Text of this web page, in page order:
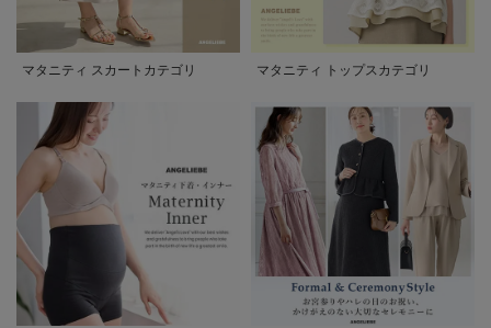
マタニティ スカートカテゴリ マタニティ トップスカテゴリ